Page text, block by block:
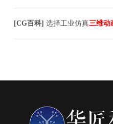
[CG百科] 选择工业仿真三维动